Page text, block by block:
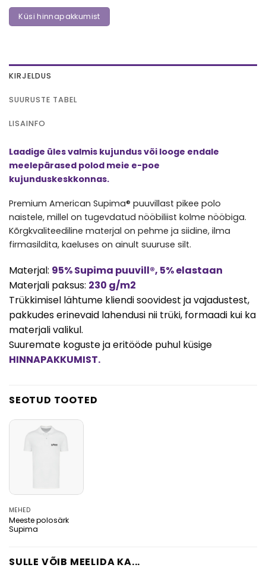
Küsi hinnapakkumist
KIRJELDUS
SUURUSTE TABEL
LISAINFO
Laadige üles valmis kujundus või looge endale
meelepärased polod meie e-poe
kujunduskeskkonnas.
Premium American Supima® puuvillast pikee polo
naistele, millel on tugevdatud nööbiliist kolme nööbiga.
Kõrgkvaliteediline materjal on pehme ja siidine, ilma
firmasildita, kaeluses on ainult suuruse silt.
Materjal: 95% Supima puuvill®, 5% elastaan
Materjali paksus: 230 g/m2
Trükkimisel lähtume kliendi soovidest ja vajadustest,
pakkudes erinevaid lahendusi nii trüki, formaadi kui ka
materjali valikul.
Suuremate koguste ja eritööde puhul küsige
HINNAPAKKUMIST.
SEOTUD TOOTED
MEHED
Meeste polosärk
Supima
SULLE VÕIB MEELIDA KA...